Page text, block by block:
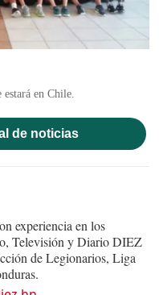
en Chile.
de noticias
experiencia en los
Televisión y Diario DIEZ
de Legionarios, Liga